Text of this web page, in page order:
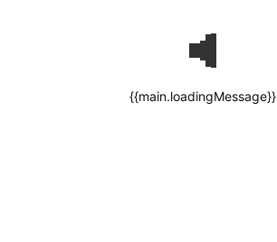
{{main.loadingMessage}}